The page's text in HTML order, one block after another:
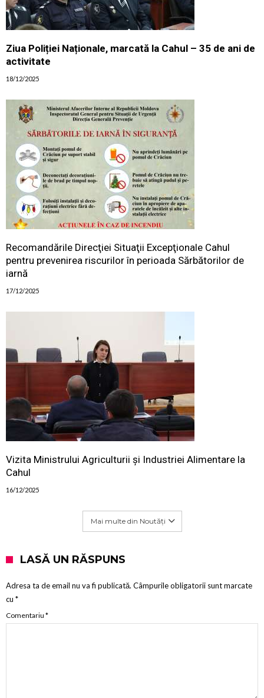
Ziua Poliției Naționale, marcată la Cahul – 35 de ani de
activitate
18/12/2025
Recomandările Direcţiei Situaţii Excepţionale Cahul
pentru prevenirea riscurilor în perioada Sărbătorilor de
iarnă
17/12/2025
Vizita Ministrului Agriculturii și Industriei Alimentare la
Cahul
16/12/2025
Mai multe din Noutăți
LASĂ UN RĂSPUNS
Adresa ta de email nu va fi publicată. Câmpurile obligatorii sunt marcate
cu *
Comentariu *